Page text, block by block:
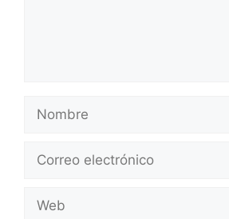
electrónico